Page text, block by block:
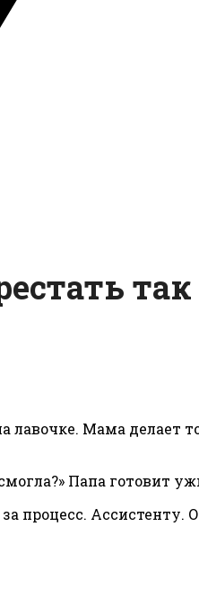
Мама делает
Папа готовит
процесс.